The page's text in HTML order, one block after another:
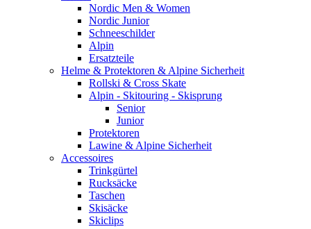
Nordic Men & Women
Nordic Junior
Schneeschilder
Alpin
Ersatzteile
Helme & Protektoren & Alpine Sicherheit
Rollski & Cross Skate
Alpin - Skitouring - Skisprung
Senior
Junior
Protektoren
Lawine & Alpine Sicherheit
Accessoires
Trinkgürtel
Rucksäcke
Taschen
Skisäcke
Skiclips